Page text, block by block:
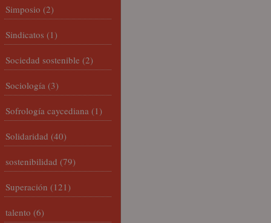
Simposio (2)
Sindicatos (1)
Sociedad sostenible (2)
Sociología (3)
Sofrología caycediana (1)
Solidaridad (40)
sostenibilidad (79)
Superación (121)
talento (6)